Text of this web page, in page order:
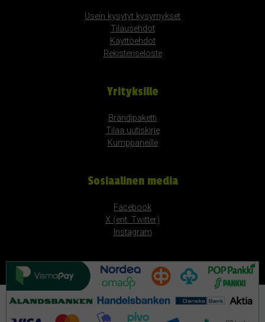
Usein kysytyt kysymykset
Tilausehdot
Käyttöehdot
Rekisteriseloste
Yrityksille
Brändipaketti
Tilaa uutiskirje
Kumppaneille
Sosiaalinen media
Facebook
X (ent. Twitter)
Instagram